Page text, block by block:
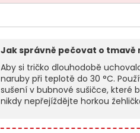
Jak správně pečovat o tmavě
Aby si tričko dlouhodobě
naruby při teplotě do 30 °C.
sušení v bubnové sušičce, které
nikdy nepřejíždějte horkou